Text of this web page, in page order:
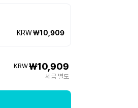
KRW₩10,909
KRW₩10,909
세금 별도